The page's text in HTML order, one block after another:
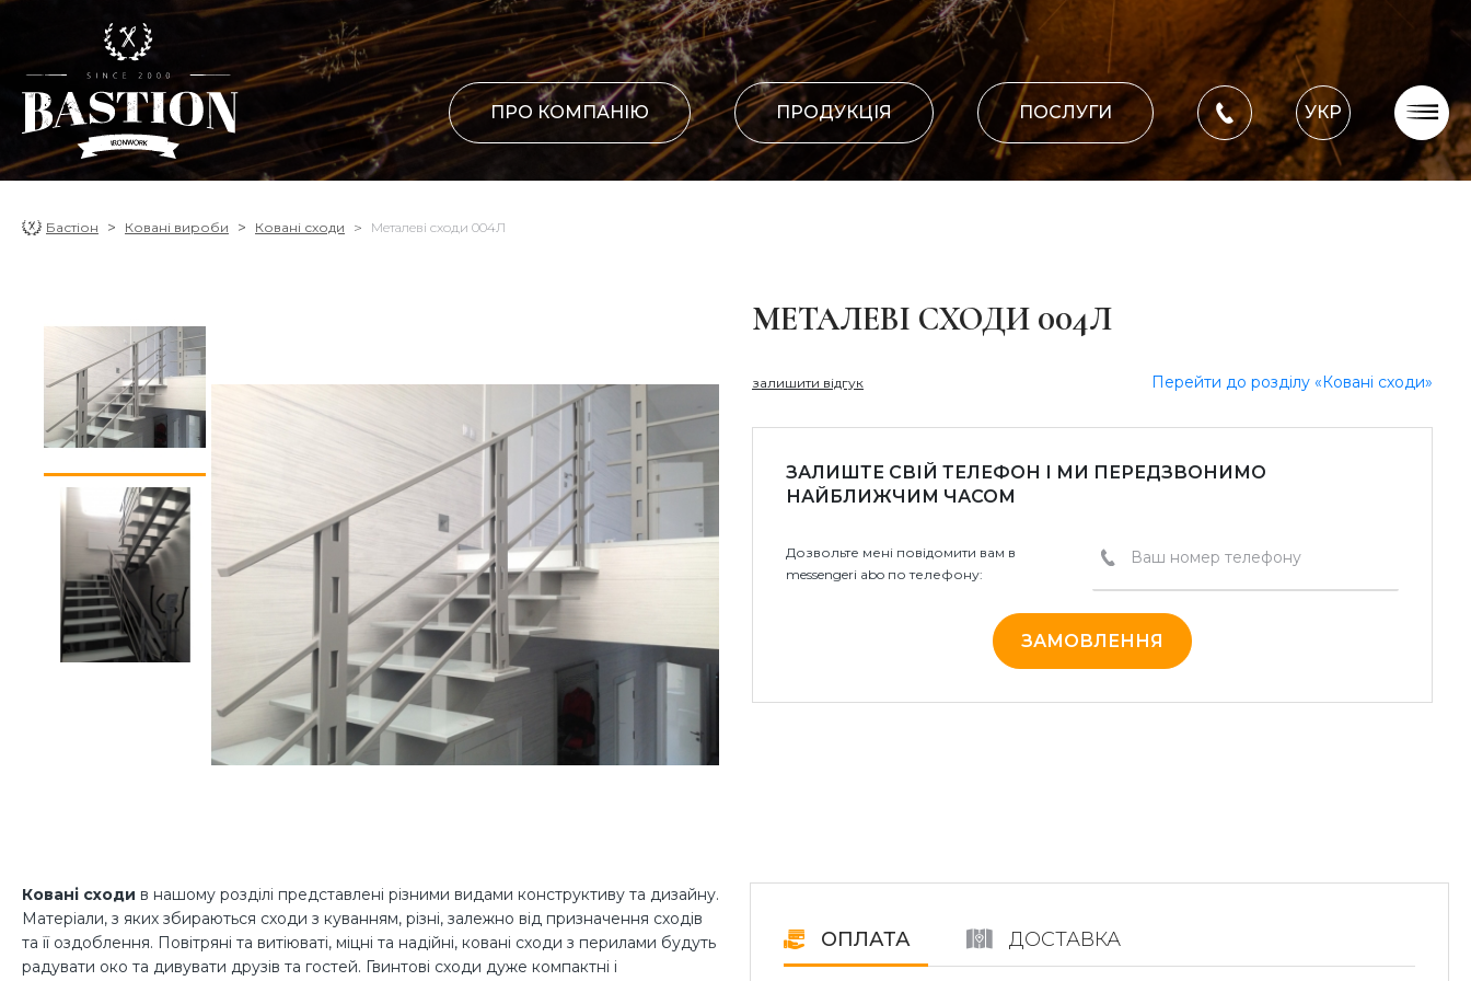
ПРО КОМПАНІЮ ПРОДУКЦІЯ ПОСЛУГИ УКР
Про компанію
Бастіон Ковані вироби Ковані сходи Металеві сходи 004Л
МЕТАЛЕВІ СХОДИ 004Л
залишити відгук Перейти до розділу «Ковані сходи»
ЗАЛИШТЕ СВІЙ ТЕЛЕФОН І МИ ПЕРЕДЗВОНИМО
НАЙБЛИЖЧИМ ЧАСОМ
Дозвольте мені повідомити вам в
messengeri abo по телефону:
ЗАМОВЛЕННЯ
Ковані сходи в нашому розділі представлені різними видами конструктиву та дизайну.
Матеріали, з яких збираються сходи з куванням, різні, залежно від призначення сходів
та її оздоблення. Повітряні та витіюваті, міцні та надійні, ковані сходи з перилами будуть
радувати око та дивувати друзів та гостей. Гвинтові сходи дуже компактні і
ОПЛАТА ДОСТАВКА